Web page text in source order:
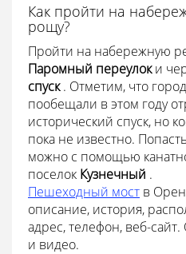
Как пройти на
рощу?
Пройти на набережную
Паромный переулоки
спуск. Отметим, что
пообещали в этом году
исторический спуск, но
пока не известно.
можно с помощью
поселок Кузнечный .
Пешеходный мост в
описание, история,
адрес, телефон, веб-
и видео.